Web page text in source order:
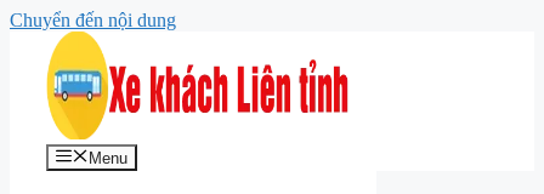
Chuyển đến nội dung
Menu